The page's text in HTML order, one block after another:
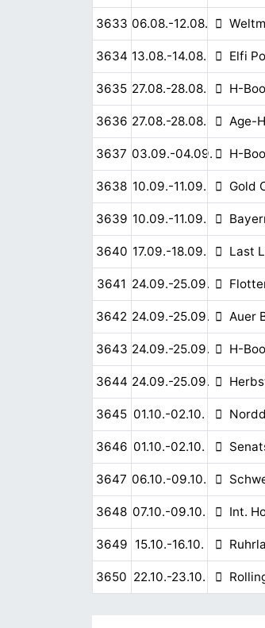
3633 06.08.-12.08.
3634 13.08.-14.08. Elfi
3635 27.08.-28.08. H-
3636 27.08.-28.08. Age-
3637 03.09.-04.09. H-
3638 10.09.-11.09. Gold
3639 10.09.-11.09.
3640 17.09.-18.09. Last
3641 24.09.-25.09.
3642 24.09.-25.09. Auer
3643 24.09.-25.09. H-
3644 24.09.-25.09.
3645 01.10.-02.10.
3646 01.10.-02.10.
3647 06.10.-09.10.
3648 07.10.-09.10. Int.
3649 15.10.-16.10.
3650 22.10.-23.10.